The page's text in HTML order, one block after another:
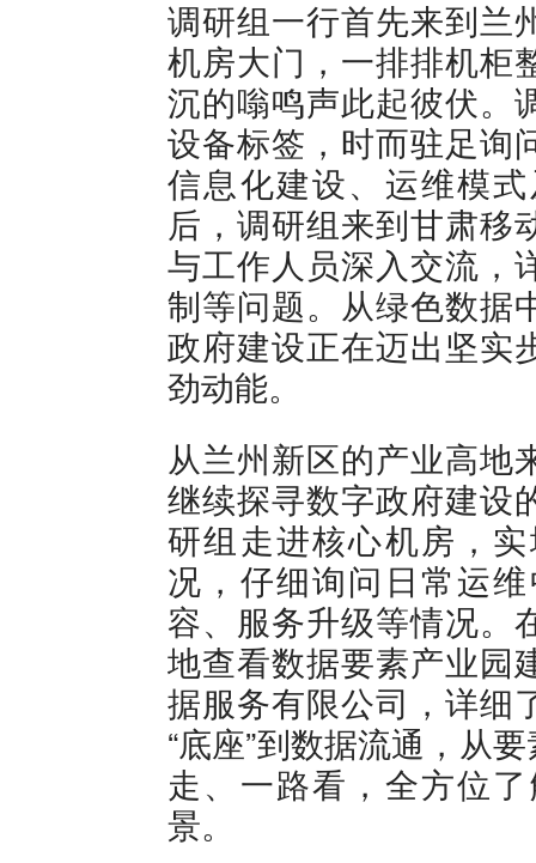
调研组一行首先来到兰
机房大门，一排排机柜
沉的嗡鸣声此起彼伏。
设备标签，时而驻足询
信息化建设、运维模
后，调研组来到甘肃移
与工作人员深入交流，
制等问题。从绿色数据
政府建设正在迈出坚实
劲动能。
从兰州新区的产业高地
继续探寻数字政府建设
研组走进核心机房，
况，仔细询问日常运
容、服务升级等情况。
地查看数据要素产业园
据服务有限公司，详细
“底座”到数据流通，从
走、一路看，全方位
景。